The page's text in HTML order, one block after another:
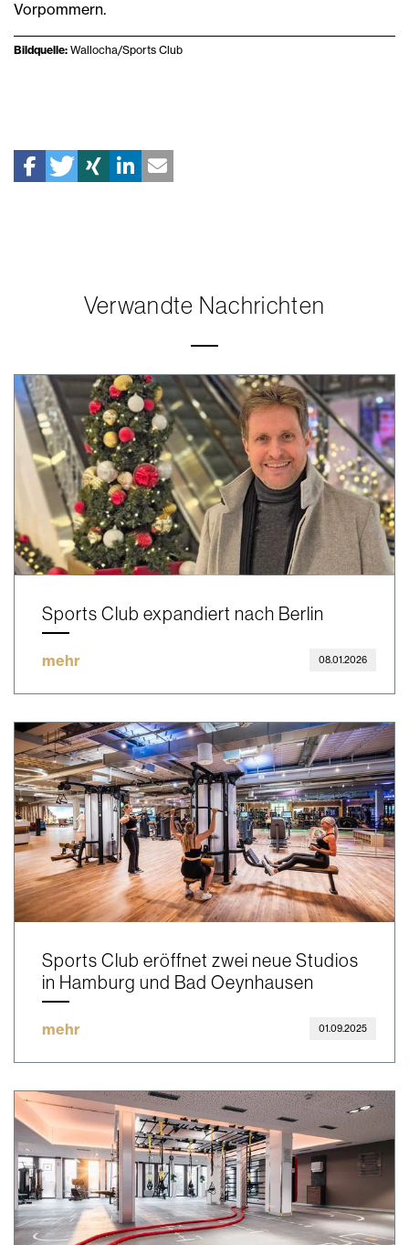
Vorpommern.
Bildquelle: Wallocha/Sports Club
Verwandte Nachrichten
Sports Club expandiert nach Berlin
mehr 08.01.2026
Sports Club eröffnet zwei neue Studios
in Hamburg und Bad Oeynhausen
mehr 01.09.2025